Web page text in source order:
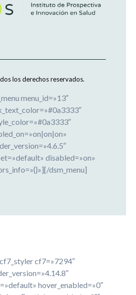
los derechos reservados.
menu_id=»13″
disabled=»on»
dsm_menu]
cf7=»7294″
hover_enabled=»0″